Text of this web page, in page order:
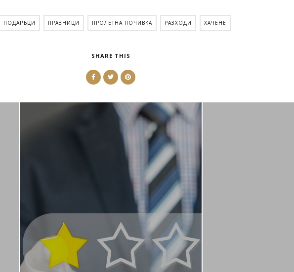
ПОДАРЪЦИ ПРАЗНИЦИ ПРОЛЕТНА ПОЧИВКА РАЗХОДИ ХАЧЕНЕ
SHARE THIS